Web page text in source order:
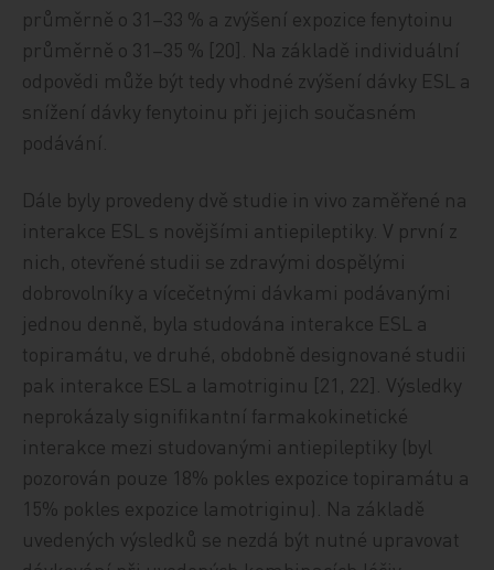
průměrně o 31–33 % a zvýšení expozice fenytoinu
průměrně o 31–35 % [20]. Na základě individuální
odpovědi může být tedy vhodné zvýšení dávky ESL a
snížení dávky fenytoinu při jejich současném
podávání.
Dále byly provedeny dvě studie in vivo zaměřené na
interakce ESL s novějšími antiepileptiky. V první z
nich, otevřené studii se zdravými dospělými
dobrovolníky a vícečetnými dávkami podávanými
jednou denně, byla studována interakce ESL a
topiramátu, ve druhé, obdobně designované studii
pak interakce ESL a lamotriginu [21, 22]. Výsledky
neprokázaly signifikantní farmakokinetické
interakce mezi studovanými antiepileptiky (byl
pozorován pouze 18% pokles expozice topiramátu a
15% pokles expozice lamotriginu). Na základě
uvedených výsledků se nezdá být nutné upravovat